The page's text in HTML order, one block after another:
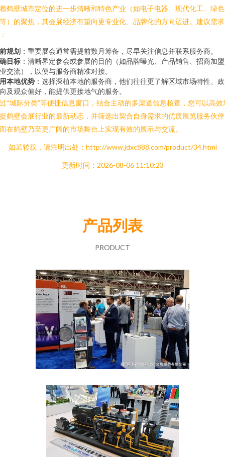
鹤壁城市定位的进一步清晰和特色产业（如电子电器、现代化工、绿
）的聚焦，其会展经济有望向更专业化、品牌化的方向迈进。建议需求
规划 ：重要展会通常需提前数月筹备，尽早关注信息并联系服务商。
目标 ：清晰界定参会或参展的目的（如品牌曝光、产品销售、招商加
交流），以便与服务商精准对接。
本地优势 ：选择深植本地的服务商，他们往往更了解区域市场特性、
及观众偏好，能提供更接地气的服务。
“城际分类”等便捷信息窗口，结合主动的多渠道信息核查，您可以高效
鹤壁会展行业的最新动态，并筛选出契合自身需求的优质展览服务伙
在鹤壁乃至更广阔的市场舞台上实现有效的展示与交流。
如若转载，请注明出处：http://www.jdxc888.com/product/34.html
更新时间：2026-08-06 11:10:23
产品列表
PRODUCT